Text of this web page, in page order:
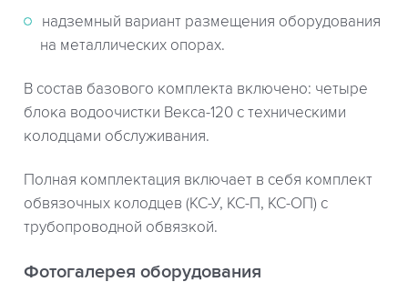
надземный вариант размещения оборудования
на металлических опорах.
В состав базового комплекта включено: четыре
блока водоочистки Векса-120 с техническими
колодцами обслуживания.
Полная комплектация включает в себя комплект
обвязочных колодцев (КС-У, КС-П, КС-ОП) с
трубопроводной обвязкой.
Фотогалерея оборудования